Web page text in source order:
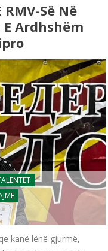
Së Në
Ardhshëm
kanë lënë gjurmë,